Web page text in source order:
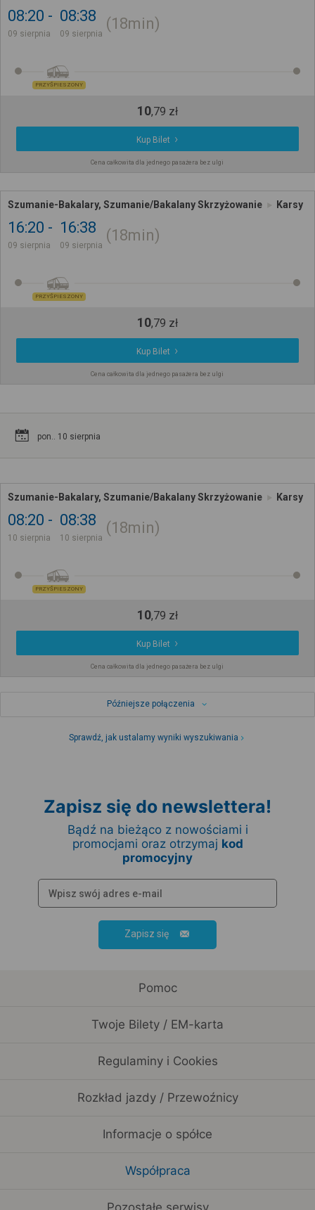
08:20
09 sierpnia
08:38
09 sierpnia
18min
PRZYŚPIESZONY
10,79 zł
Kup Bilet
Cena całkowita dla jednego pasażera bez ulgi
Szumanie-Bakalary, Szumanie/Bakalany Skrzyżowanie Karsy
16:20
09 sierpnia
16:38
09 sierpnia
18min
PRZYŚPIESZONY
10,79 zł
Kup Bilet
Cena całkowita dla jednego pasażera bez ulgi
pon.. 10 sierpnia
Szumanie-Bakalary, Szumanie/Bakalany Skrzyżowanie Karsy
08:20
10 sierpnia
08:38
10 sierpnia
18min
PRZYŚPIESZONY
10,79 zł
Kup Bilet
Cena całkowita dla jednego pasażera bez ulgi
Późniejsze połączenia
Sprawdź, jak ustalamy wyniki wyszukiwania
Zapisz się do newslettera!
Bądź na bieżąco z nowościami i
promocjami oraz otrzymaj kod
promocyjny
Zapisz się
Pomoc
Twoje Bilety / EM-karta
Regulaminy i Cookies
Rozkład jazdy / Przewoźnicy
Informacje o spółce
Współpraca